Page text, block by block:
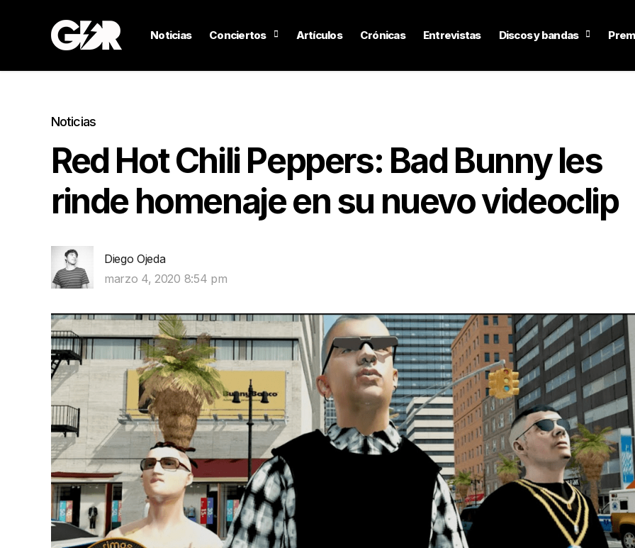
Noticias Conciertos Artículos Crónicas Entrevistas Discos y bandas
Noticias
Red Hot Chili Peppers: Bad Bunny les
rinde homenaje en su nuevo videoclip
Diego Ojeda
marzo 4, 2020 8:54 pm